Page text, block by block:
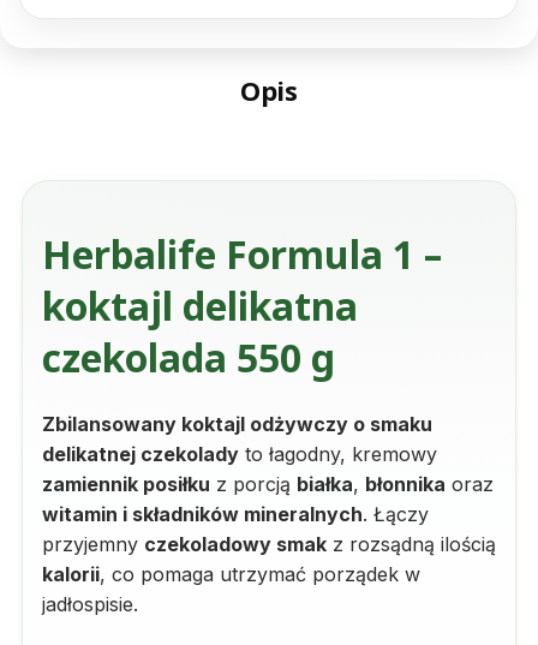
Opis
Herbalife Formula 1 –
koktajl delikatna
czekolada 550 g
Zbilansowany koktajl odżywczy o smaku
delikatnej czekolady to łagodny, kremowy
zamiennik posiłku z porcją białka, błonnika oraz
witamin i składników mineralnych. Łączy
przyjemny czekoladowy smak z rozsądną ilością
kalorii, co pomaga utrzymać porządek w
jadłospisie.